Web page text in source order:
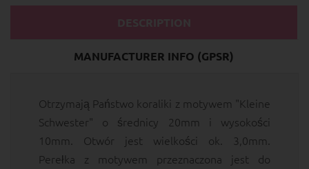
MANUFACTURER INFO (GPSR)
Otrzymają Państwo koraliki z motywem "Kleine
Schwester" o średnicy 20mm i wysokości
10mm. Otwór jest wielkości ok. 3,0mm.
Perełka z motywem przeznaczona jest do